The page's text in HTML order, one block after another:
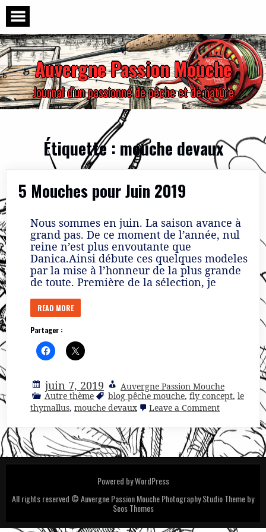
Skip
content
Auvergne Passion Mouche
Journal d'un passionné de pêche et de nature
Étiquette : mouche devaux
5 Mouches pour Juin 2019
Nous sommes en juin. La saison avance à
grand pas. De ce moment de l’année, nul
reine n’est plus envoutante que
Danica.Ainsi débute ces quelques modeles
par la mise à l’honneur de la plus grande
de toute. Première de la sélection, je
READ MORE
Partager :
juin 7, 2019
Auvergne Passion Mouche
Autre thème
blog pêche mouche, fly concept, le
thymallus, mouche devaux Leave a Commenton
Mouches
pour
Juin
2019
Powered by WordPress
All rights reserved © Auvergne Passion MouchePhotography Studio Theme by
Seos Themes